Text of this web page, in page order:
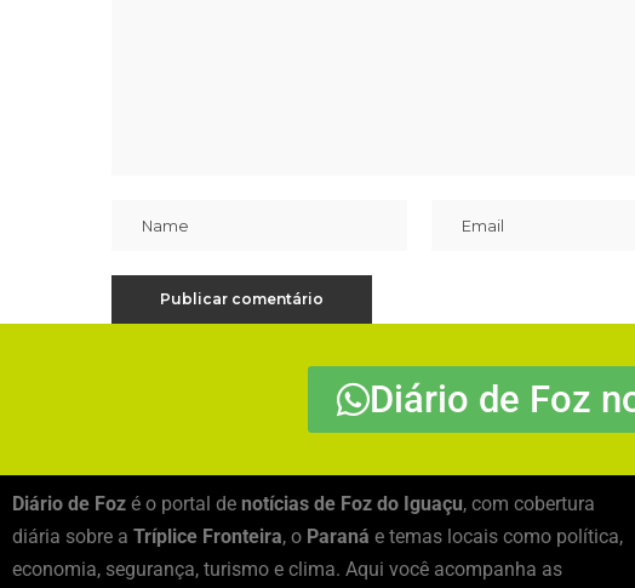
Diário de Foz
Diário de Foz é o portal de notícias de Foz do Iguaçu, com cobertura
diária sobre a Tríplice Fronteira, o Paraná e temas locais como política,
economia, segurança, turismo e clima. Aqui você acompanha as